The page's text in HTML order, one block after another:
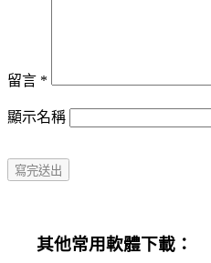
留言 *
顯示名稱
其他常用軟體下載：